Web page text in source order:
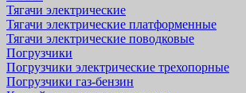
Тягачи электрические
Тягачи электрические платформенные
Тягачи электрические поводковые
Погрузчики
Погрузчики электрические трехопорные
Погрузчики газ-бензин